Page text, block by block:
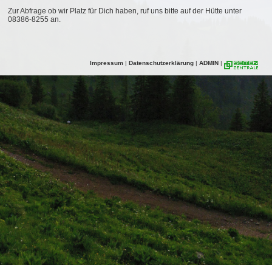
Zur Abfrage ob wir Platz für Dich haben, ruf uns bitte auf der Hütte unter
08386-8255 an.
Impressum | Datenschutzerklärung | ADMIN |